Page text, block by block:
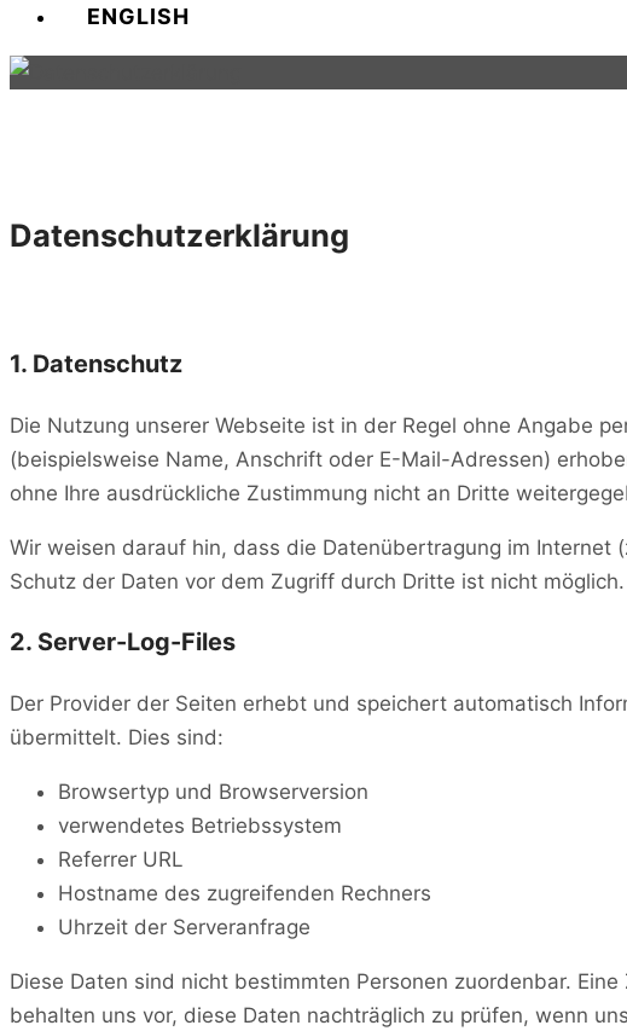
ENGLISH
Datenschutzerklärung
1. Datenschutz
Die Nutzung unserer Webseite ist in der Regel ohne Angabe
(beispielsweise Name, Anschrift oder E-Mail-Adressen)
ohne Ihre ausdrückliche Zustimmung nicht an Dritte
Wir weisen darauf hin, dass die Datenübertragung im Internet
Schutz der Daten vor dem Zugriff durch Dritte ist nicht möglich.
2. Server-Log-Files
Der Provider der Seiten erhebt und speichert automatisch
übermittelt. Dies sind:
Browsertyp und Browserversion
verwendetes Betriebssystem
Referrer URL
Hostname des zugreifenden Rechners
Uhrzeit der Serveranfrage
Diese Daten sind nicht bestimmten Personen zuordenbar.
behalten uns vor, diese Daten nachträglich zu prüfen, wenn